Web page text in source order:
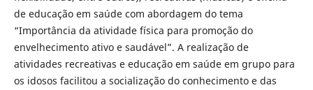
de educação em saúde com abordagem do tema
“Importância da atividade física para promoção do
envelhecimento ativo e saudável”. A realização de
atividades recreativas e educação em saúde em grupo para
os idosos facilitou a socialização do conhecimento e das